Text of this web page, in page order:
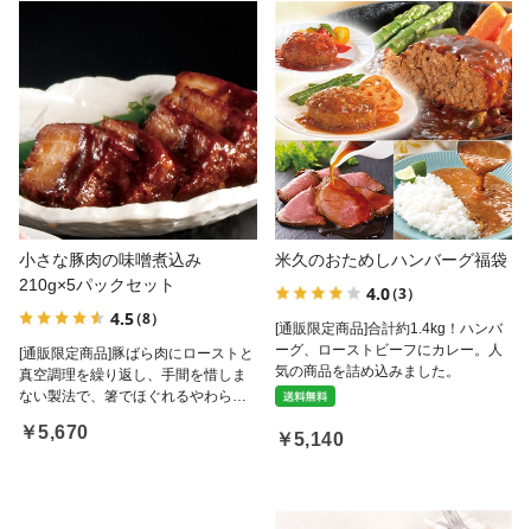
小さな豚肉の味噌煮込み
210g×5パックセット
4.5（8）
[通販限定商品]豚ばら肉にローストと
真空調理を繰り返し、手間を惜しま
ない製法で、箸でほぐれるやわらか
味噌仕立ての濃厚たれで、ごはんが
￥5,670
米久のおためしハンバーグ福袋
4.0（3）
[通販限定商品]合計約1.4kg！ハンバ
ーグ、ローストビーフにカレー。人
気の商品を詰め込みました。
￥5,140